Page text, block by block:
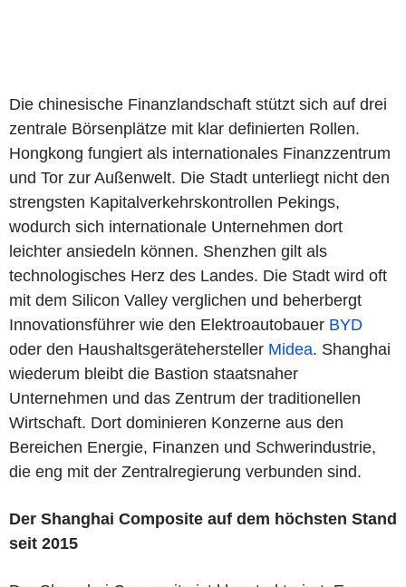
Die chinesische Finanzlandschaft stützt sich auf drei
zentrale Börsenplätze mit klar definierten Rollen.
Hongkong fungiert als internationales Finanzzentrum
und Tor zur Außenwelt. Die Stadt unterliegt nicht den
strengsten Kapitalverkehrskontrollen Pekings,
wodurch sich internationale Unternehmen dort
leichter ansiedeln können. Shenzhen gilt als
technologisches Herz des Landes. Die Stadt wird oft
mit dem Silicon Valley verglichen und beherbergt
Innovationsführer wie den Elektroautobauer BYD
oder den Haushaltsgerätehersteller Midea. Shanghai
wiederum bleibt die Bastion staatsnaher
Unternehmen und das Zentrum der traditionellen
Wirtschaft. Dort dominieren Konzerne aus den
Bereichen Energie, Finanzen und Schwerindustrie,
die eng mit der Zentralregierung verbunden sind.
Der Shanghai Composite auf dem höchsten Stand
seit 2015